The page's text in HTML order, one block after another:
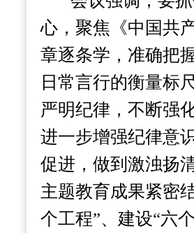
心，聚焦《中国共
章逐条学，准确把
日常言行的衡量标
严明纪律，不断强
进一步增强纪律意
促进，做到激浊扬
主题教育成果紧密
个工程”、建设“六